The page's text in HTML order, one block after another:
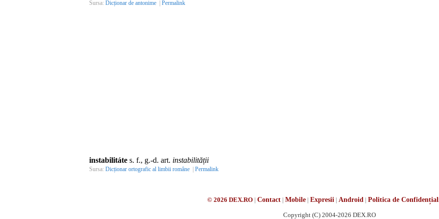
Sursa: Dicționar de antonime | Permalink
instabilitáte s. f., g.-d. art. instabilității
Sursa: Dicționar ortografic al limbii române | Permalink
© 2026 DEX.RO| Contact| Mobile| Expresii | Android | Politica de
Copyright (C) 2004-2026 DEX.RO